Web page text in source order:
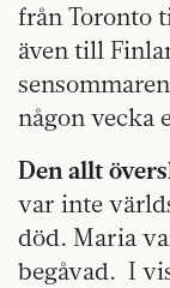
från Toronto
även till
någon vecka
Den allt
var inte
död. Maria
begåvad. I